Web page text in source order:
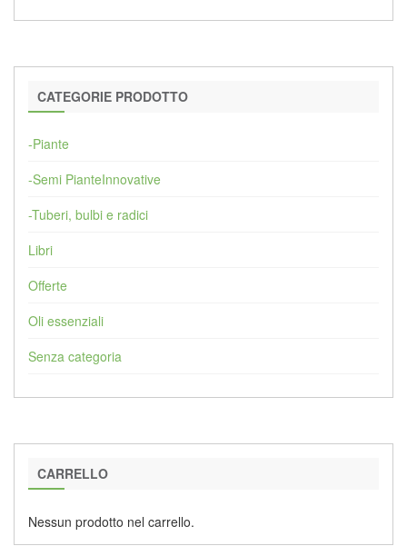
CATEGORIE PRODOTTO
-Piante
-Semi PianteInnovative
-Tuberi, bulbi e radici
Libri
Offerte
Oli essenziali
Senza categoria
CARRELLO
Nessun prodotto nel carrello.